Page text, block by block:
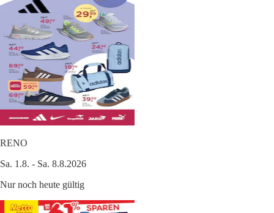
RENO
Sa. 1.8. - Sa. 8.8.2026
Nur noch heute gültig